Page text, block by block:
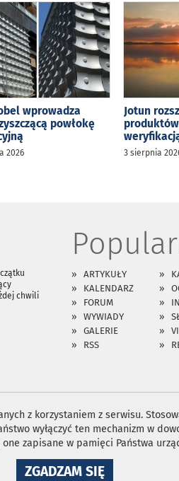
wprowadza
powłokę
2026
Jotun
3 sierpnia
chwili
ARTYKUŁY
KALENDARZ
FORUM
WYWIADY
GALERIE
RSS
z korzystaniem z serwisu.
wyłączyć ten mechanizm w
zapisane w pamięci Państwa
ZGADZAM SIĘNA